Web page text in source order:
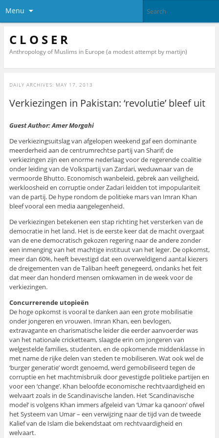
Menu
C L O S E R
Anthropology of Muslims in Europe (a modest attempt by martijn)
DAILY ARCHIVES: MAY 17, 2013
Verkiezingen in Pakistan: ‘revolutie’ bleef uit
Guest Author: Amer Morgahi
De verkiezingsuitslag van afgelopen weekend gaf een dominante
meerderheid aan de centrumrechtse partij van Sharif; de
verkiezingen zijn een enorme nederlaag voor de regerende coalitie
onder leiding van de Volkspartij van Zardari, weduwnaar van de
vermoorde Bhutto. Economisch wanbeleid, gebrek aan veiligheid,
werkloosheid en corruptie onder Zadari leidden tot impopulariteit
van de partij. De hype rondom de politieke mars van Imran Khan
bleef vooral een media aangelegenheid.
De verkiezingen betekenen een stap richting het versterken van de
democratie in het land. Het is de eerste keer dat de macht overgaat
van de ene democratisch gekozen regering naar de andere zonder
een inmenging van het machtige instituut van het leger. De opkomst,
meer dan 60%, heeft bevestigd dat een overweldigend aantal kiezers
de dreigementen van de Taliban heeft genegeerd, ondanks het feit
dat meer dan honderd mensen omkwamen in de week voor de
verkiezingen.
Concurrerende utopieën
De hoge opkomst is vooral te danken aan een grote mobilisatie
onder jongeren en vrouwen. Imran Khan, een bevlogen,
extravagante en charismatische leider die eerder aanvoerder was
van het nationale cricketteam, slaagde erin om jongeren van
welgestelde families, studenten, en de opkomende middenklasse in
met name de rijke delen van steden te mobiliseren. Wat ook wel de
‘burger generatie’ wordt genoemd, werd gemobiliseerd tegen de
corruptie en het machtmisbruik door gevestigde politieke partijen en
voor een ‘change’. Khan beloofde economische rechtvaardigheid en
welvaart zoals in de Scandinavische landen. Het ‘Scandinavische
model’ is volgens Khan immers afgeleid van ‘Umar ka qanoon’ ofwel
het Systeem van Umar – een verwijzing naar de tijd van de tweede
Kalief van de Islam die bekendstaat om rechtvaardigheid en
welvaart.